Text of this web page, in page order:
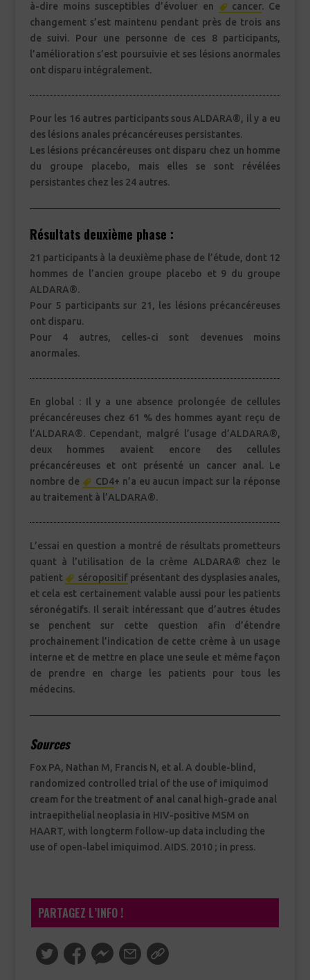
à-dire moins susceptibles d’évoluer en
cancer. Ce
changement s’est maintenu pendant près de trois ans
de suivi. Pour une personne de ces 8 participants,
l’amélioration s’est poursuivie et ses lésions anormales
ont disparu intégralement.
Pour les 16 autres participants sous ALDARA®, il y a eu
des lésions anales précancéreuses persistantes.
Les lésions précancéreuses ont disparu chez un homme
du groupe placebo, mais elles se sont révélées
persistantes chez les 24 autres.
Résultats deuxième phase :
21 participants à la deuxième phase de l’étude, dont 12
hommes de l’ancien groupe placebo et 9 du groupe
ALDARA®.
Pour 5 participants sur 21, les lésions précancéreuses
ont disparu.
Pour 4 autres, celles-ci sont devenues moins
anormales.
En global : Il y a une absence prolongée de cellules
précancéreuses chez 61 % des hommes ayant reçu de
l’ALDARA®. Cependant, malgré l’usage d’ALDARA®,
deux hommes avaient encore des cellules
précancéreuses et ont présenté un cancer anal. Le
nombre de
CD4+ n’a eu aucun impact sur la réponse
au traitement à l’ALDARA®.
L’essai en question a montré de résultats prometteurs
quant à l’utilisation de la crème ALDARA® chez le
patient
séropositifprésentant des dysplasies anales,
et cela est certainement valable aussi pour les patients
séronégatifs. Il serait intéressant que d’autres études
se penchent sur cette question afin d’étendre
prochainement l’indication de cette crème à un usage
interne et de mettre en place une seule et même façon
de prendre en charge les patients pour tous les
médecins.
Sources
Fox PA, Nathan M, Francis N, et al. A double-blind,
randomized controlled trial of the use of imiquimod
cream for the treatment of anal canal high-grade anal
intraepithelial neoplasia in HIV-positive MSM on
HAART, with longterm follow-up data including the
use of open-label imiquimod. AIDS. 2010 ; in press.
PARTAGEZ L’INFO !